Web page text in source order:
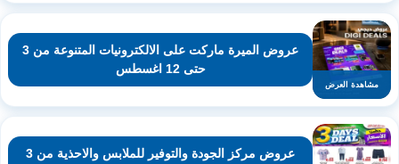
مشاهدة العرض
عروض الميرة ماركت على الالكترونيات المتنوعة من 3
حتى 12 اغسطس
عروض مركز الجودة والتوفير للملابس والاحذية من 3